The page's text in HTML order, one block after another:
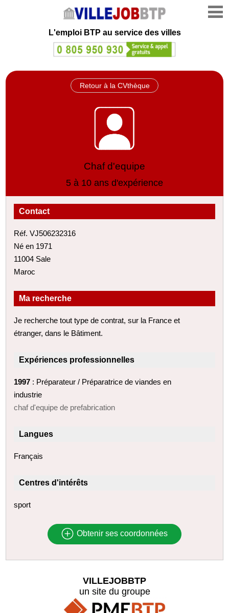
L'emploi BTP au service des villes
Retour à la CVthèque
Chaf d'equipe
5 à 10 ans d'expérience
Contact
Réf. VJ506232316
Né en 1971
11004 Sale
Maroc
Ma recherche
Je recherche tout type de contrat, sur la France et
étranger, dans le Bâtiment.
Expériences professionnelles
1997 : Préparateur / Préparatrice de viandes en
industrie
chaf d'equipe de prefabrication
Langues
Français
Centres d'intérêts
sport
Obtenir ses coordonnées
VILLEJOBBTP
un site du groupe